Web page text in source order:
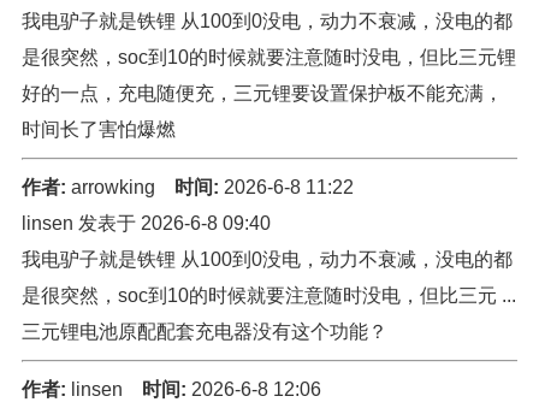
我电驴子就是铁锂 从100到0没电，动力不衰减，没电的都
是很突然，soc到10的时候就要注意随时没电，但比三元锂
好的一点，充电随便充，三元锂要设置保护板不能充满，
时间长了害怕爆燃
作者: arrowking 时间: 2026-6-8 11:22
linsen 发表于 2026-6-8 09:40
我电驴子就是铁锂 从100到0没电，动力不衰减，没电的都
是很突然，soc到10的时候就要注意随时没电，但比三元 ...
三元锂电池原配配套充电器没有这个功能？
作者: linsen 时间: 2026-6-8 12:06